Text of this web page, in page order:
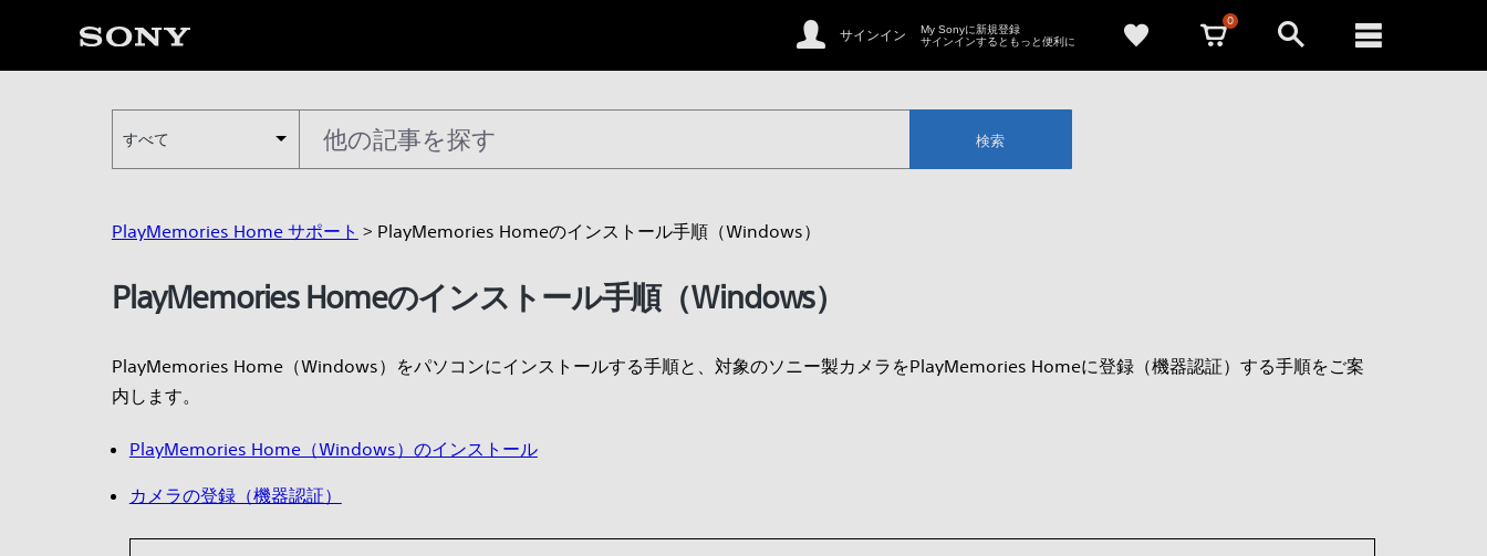
サインイン
My Sonyに新規登録
サインインするともっと便利に
0
すべて 検索
PlayMemories Home サポート > PlayMemories Homeのインストール手順（Windows）
PlayMemories Homeのインストール手順（Windows）
PlayMemories Home（Windows）をパソコンにインストールする手順と、対象のソニー製カメラをPlayMemories Homeに登録（機器認証）する手順をご案
内します。
PlayMemories Home（Windows）のインストール
カメラの登録（機器認証）